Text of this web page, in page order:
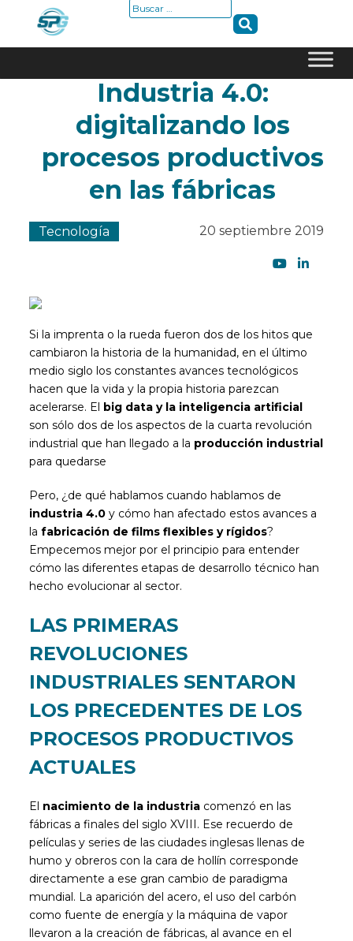
Buscar:
Industria 4.0:
digitalizando los
procesos productivos
en las fábricas
Tecnología 20 septiembre 2019
Si la imprenta o la rueda fueron dos de los hitos que
cambiaron la historia de la humanidad, en el último
medio siglo los constantes avances tecnológicos
hacen que la vida y la propia historia parezcan
acelerarse. El big data y la inteligencia artificial
son sólo dos de los aspectos de la cuarta revolución
industrial que han llegado a la producción industrial
para quedarse
Pero, ¿de qué hablamos cuando hablamos de
industria 4.0y cómo han afectado estos avances a
lafabricación de films flexibles y rígidos?
Empecemos mejor por el principio para entender
cómo las diferentes etapas de desarrollo técnico han
hecho evolucionar al sector.
LAS PRIMERAS
REVOLUCIONES
INDUSTRIALES SENTARON
LOS PRECEDENTES DE LOS
PROCESOS PRODUCTIVOS
ACTUALES
El nacimiento de la industria comenzó en las
fábricas a finales del siglo XVIII. Ese recuerdo de
películas y series de las ciudades inglesas llenas de
humo y obreros con la cara de hollín corresponde
directamente a ese gran cambio de paradigma
mundial. La aparición del acero, el uso del carbón
como fuente de energía y la máquina de vapor
llevaron a la creación de fábricas, al avance en el